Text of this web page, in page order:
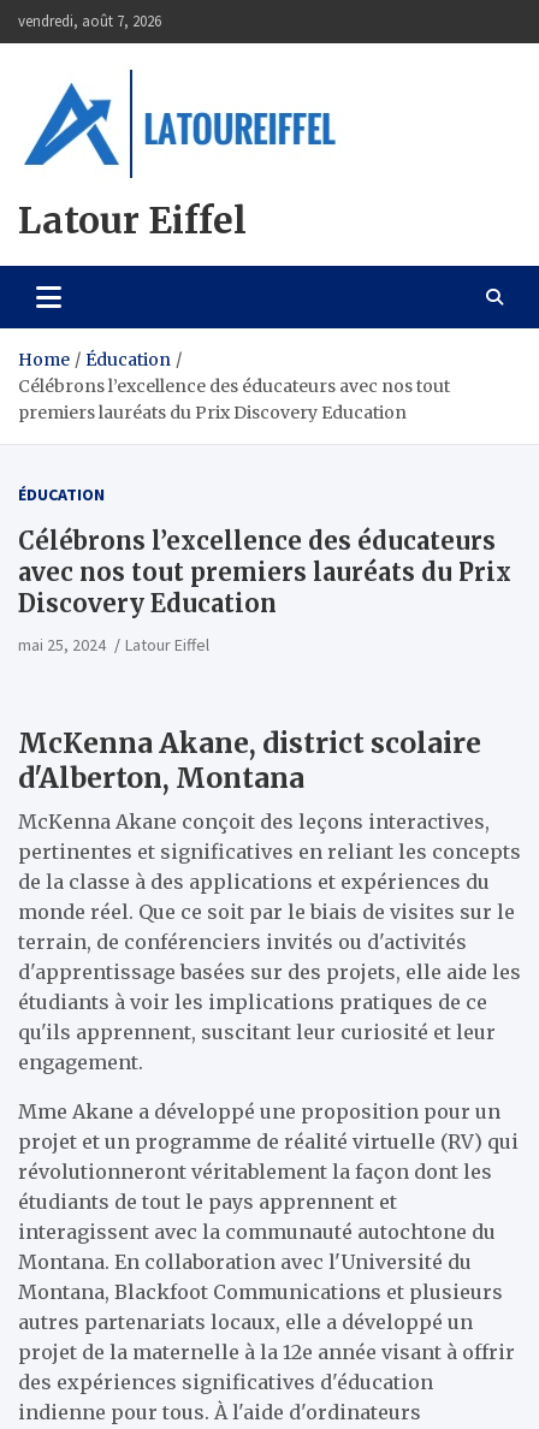
to
vendredi, août 7, 2026
Latour Eiffel
Home
Éducation
Célébrons l’excellence des éducateurs avec nos tout
premiers lauréats du Prix Discovery Education
ÉDUCATION
Célébrons l’excellence des éducateurs
avec nos tout premiers lauréats du Prix
Discovery Education
mai 25, 2024 Latour Eiffel
McKenna Akane, district scolaire
d'Alberton, Montana
McKenna Akane conçoit des leçons interactives,
pertinentes et significatives en reliant les concepts
de la classe à des applications et expériences du
monde réel. Que ce soit par le biais de visites sur le
terrain, de conférenciers invités ou d'activités
d'apprentissage basées sur des projets, elle aide les
étudiants à voir les implications pratiques de ce
qu'ils apprennent, suscitant leur curiosité et leur
engagement.
Mme Akane a développé une proposition pour un
projet et un programme de réalité virtuelle (RV) qui
révolutionneront véritablement la façon dont les
étudiants de tout le pays apprennent et
interagissent avec la communauté autochtone du
Montana. En collaboration avec l'Université du
Montana, Blackfoot Communications et plusieurs
autres partenariats locaux, elle a développé un
projet de la maternelle à la 12e année visant à offrir
des expériences significatives d'éducation
indienne pour tous. À l'aide d'ordinateurs